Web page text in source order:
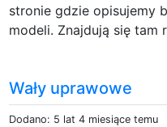
stronie gdzie opisujemy
modeli. Znajdują się tam
Wały uprawowe
Dodano: 5 lat 4 miesiące temu